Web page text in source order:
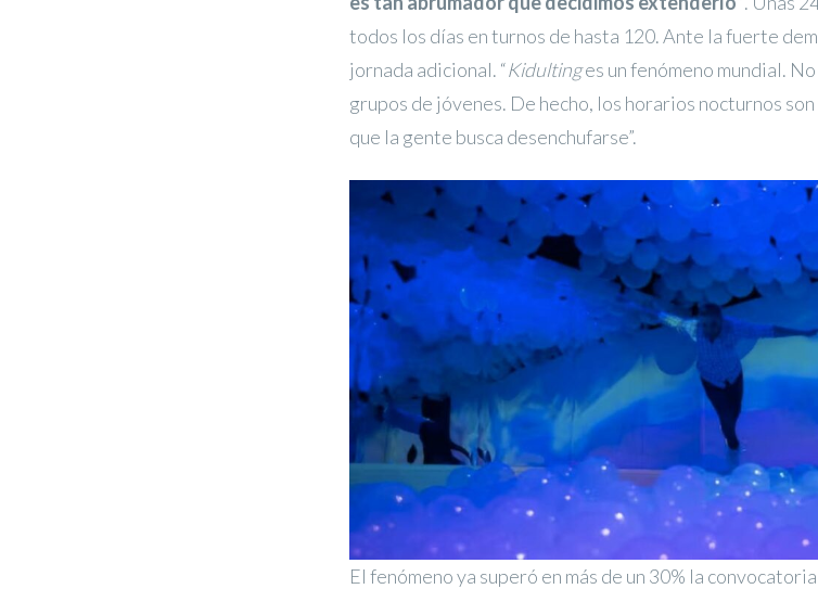
todos los días en turnos de hasta 120. Ante la fuerte
jornada adicional. “Kidultinges un fenómeno mundial.
grupos de jóvenes. De hecho, los horarios nocturnos
que la gente busca desenchufarse”.
El fenómeno ya superó en más de un 30% la